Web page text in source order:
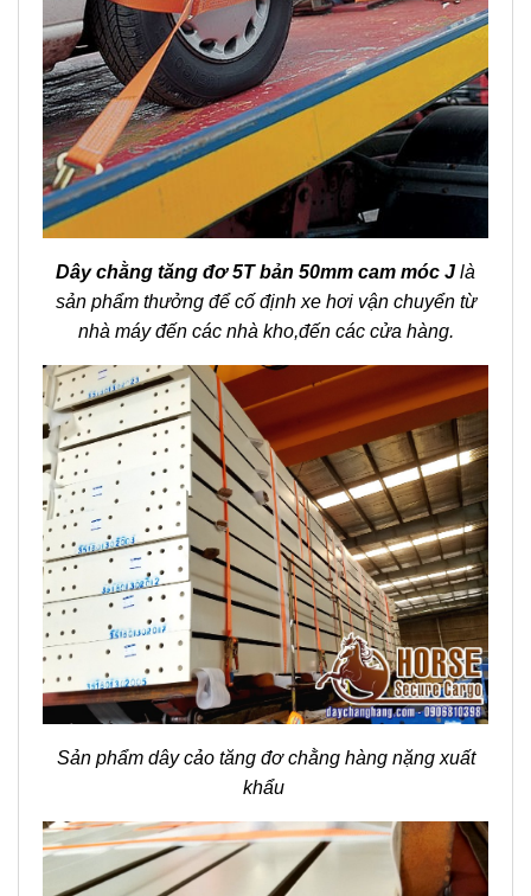
Dây chằng tăng đơ 5T bản 50mm cam móc J là
sản phẩm thưởng để cố định xe hơi vận chuyển từ
nhà máy đến các nhà kho,đến các cửa hàng.
Sản phẩm dây cảo tăng đơ chằng hàng nặng xuất
khẩu